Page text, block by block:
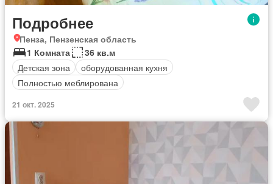
Подробнее
Пенза, Пензенская область
1 Комната
36 кв.м
Детская зона
оборудованная кухня
Полностью меблирована
21 окт. 2025